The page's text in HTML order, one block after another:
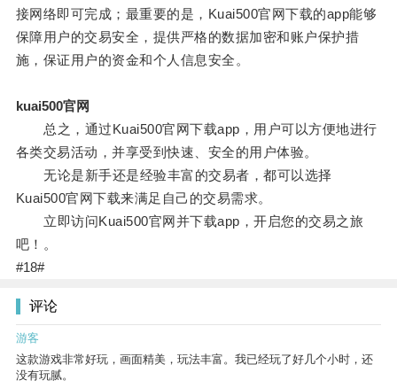
接网络即可完成；最重要的是，Kuai500官网下载的app能够
保障用户的交易安全，提供严格的数据加密和账户保护措
施，保证用户的资金和个人信息安全。
kuai500官网
总之，通过Kuai500官网下载app，用户可以方便地进行
各类交易活动，并享受到快速、安全的用户体验。
无论是新手还是经验丰富的交易者，都可以选择
Kuai500官网下载来满足自己的交易需求。
立即访问Kuai500官网并下载app，开启您的交易之旅
吧！。
#18#
评论
游客
这款游戏非常好玩，画面精美，玩法丰富。我已经玩了好几个小时，还
没有玩腻。